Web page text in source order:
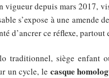
vigueur depuis mars 2017,
s’expose à une amende
d’ancrer ce réflexe, partout
siège enfant
un cycle, le casque